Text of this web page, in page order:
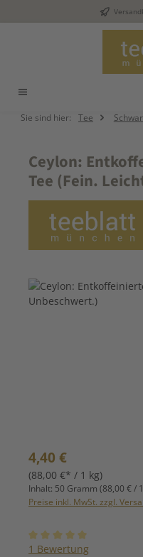
Zum Hauptinhalt springen
Sie sind hier: Tee
Ceylon:
Tee (Fein.
Bildergalerie
Regulärer Preis:
4,40 €
(88,00 €* / 1 kg)
Inhalt: 50 Gramm (88,00 € /
Preise inkl. MwSt. zzgl.
Durchschnittliche
1 Bewertung